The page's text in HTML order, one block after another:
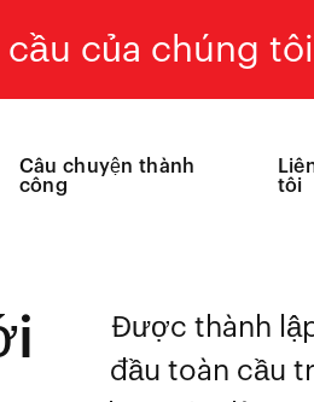
của chúng
Câu chuyện thành
công
tôi
Được thành
đầu toàn cầu